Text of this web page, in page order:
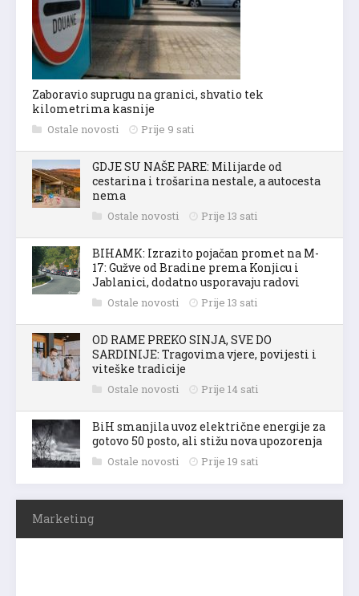
Zaboravio suprugu na granici, shvatio tek
kilometrima kasnije
Ostale novosti Prije 9 sati
GDJE SU NAŠE PARE: Milijarde od
cestarina i trošarina nestale, a autocesta
nema
Ostale novosti Prije 13 sati
BIHAMK: Izrazito pojačan promet na M-
17: Gužve od Bradine prema Konjicu i
Jablanici, dodatno usporavaju radovi
Ostale novosti Prije 13 sati
OD RAME PREKO SINJA, SVE DO
SARDINIJE: Tragovima vjere, povijesti i
viteške tradicije
Ostale novosti Prije 14 sati
BiH smanjila uvoz električne energije za
gotovo 50 posto, ali stižu nova upozorenja
Ostale novosti Prije 19 sati
Marketing